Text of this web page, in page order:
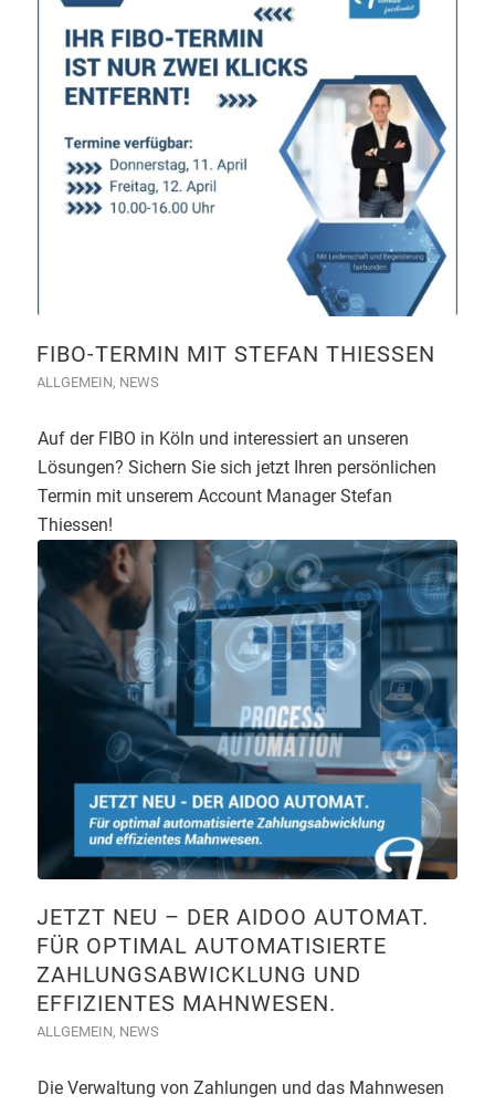
FIBO-TERMIN MIT STEFAN THIESSEN
ALLGEMEIN, NEWS
Auf der FIBO in Köln und interessiert an unseren
Lösungen? Sichern Sie sich jetzt Ihren persönlichen
Termin mit unserem Account Manager Stefan
Thiessen!
JETZT NEU – DER AIDOO AUTOMAT.
FÜR OPTIMAL AUTOMATISIERTE
ZAHLUNGSABWICKLUNG UND
EFFIZIENTES MAHNWESEN.
ALLGEMEIN, NEWS
Die Verwaltung von Zahlungen und das Mahnwesen